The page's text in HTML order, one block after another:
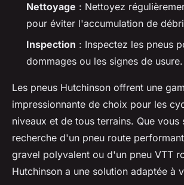
Nettoyage : Nettoyez
pour éviter l'accumulation de
Inspection : Inspectez les pneus
dommages ou les signes de usure.
Les pneus Hutchinson offrent une
impressionnante de choix pour les
niveaux et de tous terrains. Que vous
recherche d'un pneu route
gravel polyvalent ou d'un pneu VTT
Hutchinson a une solution adaptée à